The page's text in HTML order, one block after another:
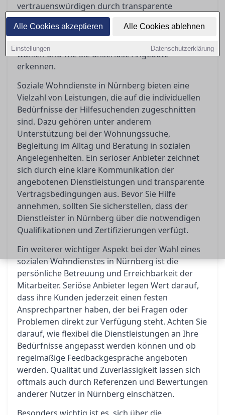
Alle Cookies akzeptieren Alle Cookies ablehnen
Einstellungen Datenschutzerklärung
vertrauenswürdigen durch transparente
Angebote und professionelle Betreuung. In
diesem Ratgeber erfahren Sie, welche Fragen Sie
wählen und wie Sie unseriöse Angebote
erkennen.
Soziale Wohndienste in Nürnberg bieten eine
Vielzahl von Leistungen, die auf die individuellen
Bedürfnisse der Hilfesuchenden zugeschnitten
sind. Dazu gehören unter anderem
Unterstützung bei der Wohnungssuche,
Begleitung im Alltag und Beratung in sozialen
Angelegenheiten. Ein seriöser Anbieter zeichnet
sich durch eine klare Kommunikation der
angebotenen Dienstleistungen und transparente
Vertragsbedingungen aus. Bevor Sie Hilfe
annehmen, sollten Sie sicherstellen, dass der
Dienstleister in Nürnberg über die notwendigen
Qualifikationen und Zertifizierungen verfügt.
Ein weiterer wichtiger Aspekt bei der Wahl eines
sozialen Wohndienstes in Nürnberg ist die
persönliche Betreuung und Erreichbarkeit der
Mitarbeiter. Seriöse Anbieter legen Wert darauf,
dass ihre Kunden jederzeit einen festen
Ansprechpartner haben, der bei Fragen oder
Problemen direkt zur Verfügung steht. Achten Sie
darauf, wie flexibel die Dienstleistungen an Ihre
Bedürfnisse angepasst werden können und ob
regelmäßige Feedbackgespräche angeboten
werden. Qualität und Zuverlässigkeit lassen sich
oftmals auch durch Referenzen und Bewertungen
anderer Nutzer in Nürnberg einschätzen.